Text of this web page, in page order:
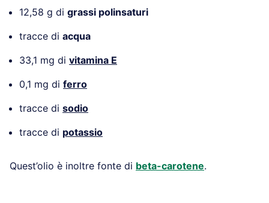
12,58 g di grassi polinsaturi
tracce di acqua
33,1 mg di vitamina E
0,1 mg di ferro
tracce di sodio
tracce di potassio
Quest’olio è inoltre fonte di beta-carotene.